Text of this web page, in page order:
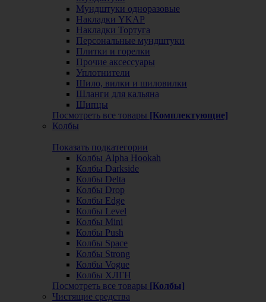
Мундштуки одноразовые
Накладки YKAP
Накладки Тортуга
Персональные мундштуки
Плитки и горелки
Прочие аксессуары
Уплотнители
Шило, вилки и шиловилки
Шланги для кальяна
Щипцы
Посмотреть все товары [Комплектующие]
Колбы
Показать подкатегории
Колбы Alpha Hookah
Колбы Darkside
Колбы Delta
Колбы Drop
Колбы Edge
Колбы Level
Колбы Mini
Колбы Push
Колбы Space
Колбы Strong
Колбы Vogue
Колбы ХЛГН
Посмотреть все товары [Колбы]
Чистящие средства